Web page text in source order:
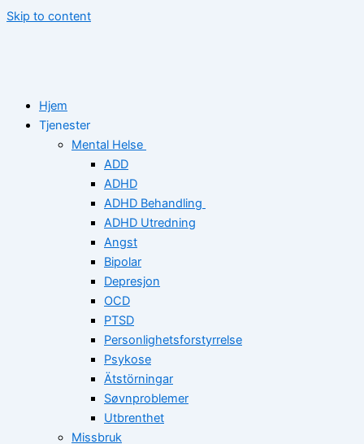
Skip to content
Hjem
Tjenester
Mental Helse
ADD
ADHD
ADHD Behandling
ADHD Utredning
Angst
Bipolar
Depresjon
OCD
PTSD
Personlighetsforstyrrelse
Psykose
Ätstörningar
Søvnproblemer
Utbrenthet
Missbruk